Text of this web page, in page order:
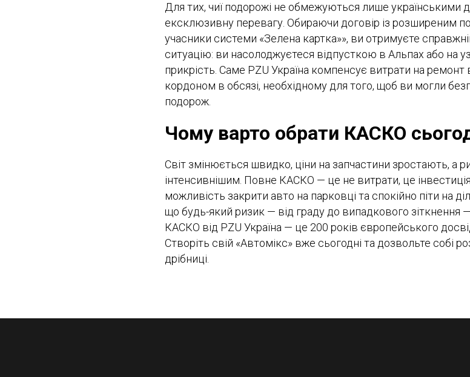
Для тих, чиї подорожі не обмежуються лише українськими
ексклюзивну перевагу. Обираючи договір із розширеним
учасники системи «Зелена картка»», ви отримуєте
ситуацію: ви насолоджуєтеся відпусткою в Альпах або на
прикрість. Саме PZU Україна компенсує витрати на
кордоном в обсязі, необхідному для того, щоб ви могли
подорож.
Чому варто обрати КАСКО
Світ змінюється швидко, ціни на запчастини зростають, а
інтенсивнішим. Повне КАСКО — це не витрати, це
можливість закрити авто на парковці та спокійно піти на
що будь-який ризик — від граду до випадкового зіткнення
КАСКО від PZU Україна — це 200 років європейського
Створіть свій «Автомікс» вже сьогодні та дозвольте собі
дрібниці.